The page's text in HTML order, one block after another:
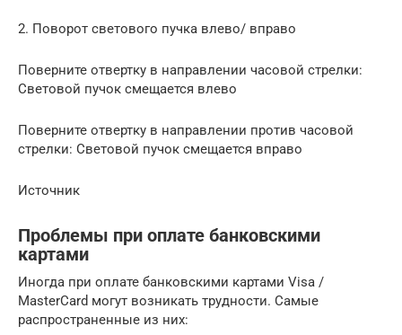
2. Поворот светового пучка влево/ вправо
Поверните отвертку в направлении часовой стрелки:
Световой пучок смещается влево
Поверните отвертку в направлении против часовой
стрелки: Световой пучок смещается вправо
Источник
Проблемы при оплате банковскими
картами
Иногда при оплате банковскими картами Visa /
MasterCard могут возникать трудности. Самые
распространенные из них: